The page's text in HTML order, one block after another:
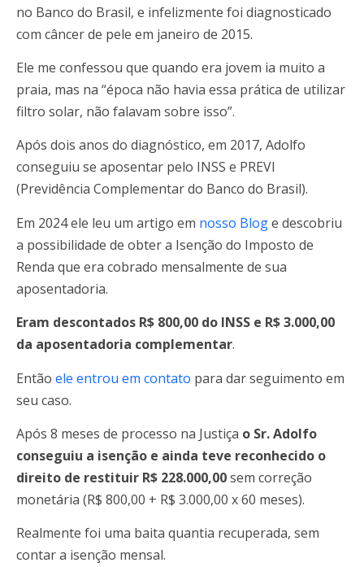
no Banco do Brasil, e infelizmente foi diagnosticado
com câncer de pele em janeiro de 2015.
Ele me confessou que quando era jovem ia muito a
praia, mas na “época não havia essa prática de utilizar
filtro solar, não falavam sobre isso”.
Após dois anos do diagnóstico, em 2017, Adolfo
conseguiu se aposentar pelo INSS e PREVI
(Previdência Complementar do Banco do Brasil).
Em 2024 ele leu um artigo em nosso Bloge descobriu
a possibilidade de obter a Isenção do Imposto de
Renda que era cobrado mensalmente de sua
aposentadoria.
Eram descontados R$ 800,00 do INSS e R$ 3.000,00
da aposentadoria complementar.
Então ele entrou em contato para dar seguimento em
seu caso.
Após 8 meses de processo na Justiça o Sr. Adolfo
conseguiu a isenção e ainda teve reconhecido o
direito de restituir R$ 228.000,00sem correção
monetária (R$ 800,00 + R$ 3.000,00 x 60 meses).
Realmente foi uma baita quantia recuperada, sem
contar a isenção mensal.